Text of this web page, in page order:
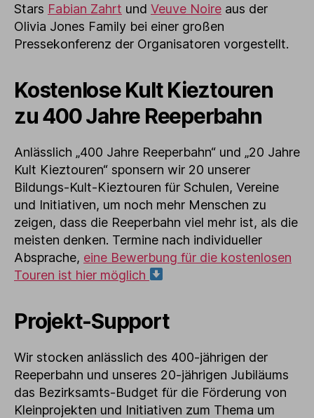
Stars Fabian Zahrt und Veuve Noire aus der
Olivia Jones Family bei einer großen
Pressekonferenz der Organisatoren vorgestellt.
Kostenlose Kult Kieztouren
zu 400 Jahre Reeperbahn
Anlässlich „400 Jahre Reeperbahn“ und „20 Jahre
Kult Kieztouren“ sponsern wir 20 unserer
Bildungs-Kult-Kieztouren für Schulen, Vereine
und Initiativen, um noch mehr Menschen zu
zeigen, dass die Reeperbahn viel mehr ist, als die
meisten denken. Termine nach individueller
Absprache, eine Bewerbung für die kostenlosen
Touren ist hier möglich
Projekt-Support
Wir stocken anlässlich des 400-jährigen der
Reeperbahn und unseres 20-jährigen Jubiläums
das Bezirksamts-Budget für die Förderung von
Kleinprojekten und Initiativen zum Thema um